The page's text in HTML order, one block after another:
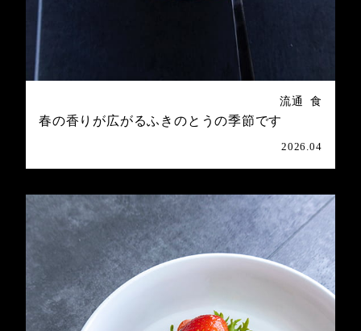
流通 食
春の香りが広がるふきのとうの季節です
2026.04